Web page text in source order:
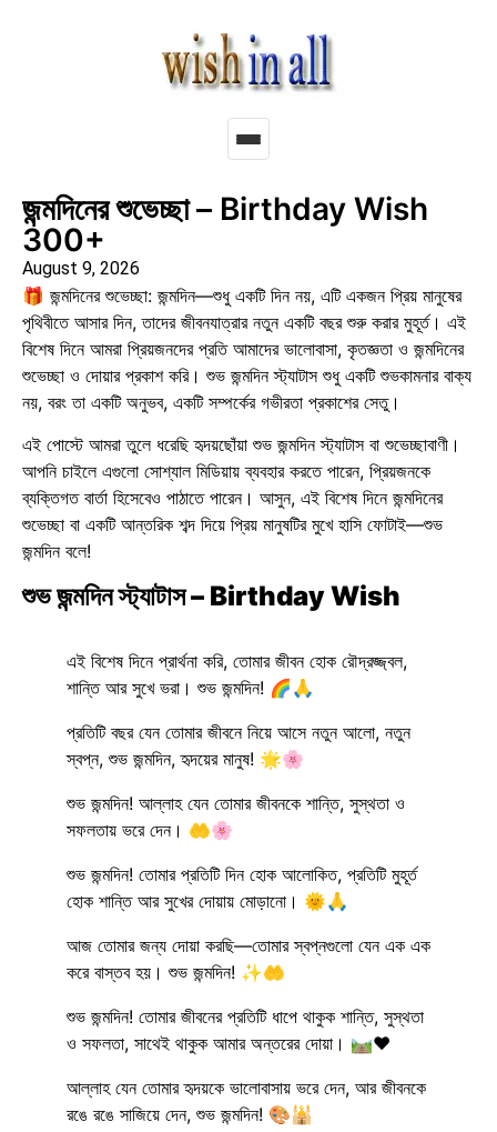
জন্মদিনের শুভেচ্ছা – Birthday Wish
300+
August 9, 2026
🎁 জন্মদিনের শুভেচ্ছা: জন্মদিন—শুধু একটি দিন নয়, এটি একজন প্রিয় মানুষের
পৃথিবীতে আসার দিন, তাদের জীবনযাত্রার নতুন একটি বছর শুরু করার মুহূর্ত। এই
বিশেষ দিনে আমরা প্রিয়জনদের প্রতি আমাদের ভালোবাসা, কৃতজ্ঞতা ও জন্মদিনের
শুভেচ্ছা ও দোয়ার প্রকাশ করি। শুভ জন্মদিন স্ট্যাটাস শুধু একটি শুভকামনার বাক্য
নয়, বরং তা একটি অনুভব, একটি সম্পর্কের গভীরতা প্রকাশের সেতু।
এই পোস্টে আমরা তুলে ধরেছি হৃদয়ছোঁয়া শুভ জন্মদিন স্ট্যাটাস বা শুভেচ্ছাবাণী।
আপনি চাইলে এগুলো সোশ্যাল মিডিয়ায় ব্যবহার করতে পারেন, প্রিয়জনকে
ব্যক্তিগত বার্তা হিসেবেও পাঠাতে পারেন। আসুন, এই বিশেষ দিনে জন্মদিনের
শুভেচ্ছা বা একটি আন্তরিক শব্দ দিয়ে প্রিয় মানুষটির মুখে হাসি ফোটাই—শুভ
জন্মদিন বলে!
শুভ জন্মদিন স্ট্যাটাস – Birthday Wish
এই বিশেষ দিনে প্রার্থনা করি, তোমার জীবন হোক রৌদ্রজ্জ্বল,
শান্তি আর সুখে ভরা। শুভ জন্মদিন! 🌈🙏
প্রতিটি বছর যেন তোমার জীবনে নিয়ে আসে নতুন আলো, নতুন
স্বপ্ন, শুভ জন্মদিন, হৃদয়ের মানুষ! 🌟🌸
শুভ জন্মদিন! আল্লাহ যেন তোমার জীবনকে শান্তি, সুস্থতা ও
সফলতায় ভরে দেন। 🤲🌸
শুভ জন্মদিন! তোমার প্রতিটি দিন হোক আলোকিত, প্রতিটি মুহূর্ত
হোক শান্তি আর সুখের দোয়ায় মোড়ানো। 🌞🙏
আজ তোমার জন্য দোয়া করছি—তোমার স্বপ্নগুলো যেন এক এক
করে বাস্তব হয়। শুভ জন্মদিন! ✨🤲
শুভ জন্মদিন! তোমার জীবনের প্রতিটি ধাপে থাকুক শান্তি, সুস্থতা
ও সফলতা, সাথেই থাকুক আমার অন্তরের দোয়া। 🛤️❤️
আল্লাহ যেন তোমার হৃদয়কে ভালোবাসায় ভরে দেন, আর জীবনকে
রঙে রঙে সাজিয়ে দেন, শুভ জন্মদিন! 🎨🕌